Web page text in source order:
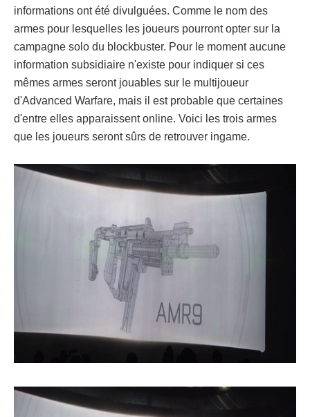
informations ont été divulguées. Comme le nom des
armes pour lesquelles les joueurs pourront opter sur la
campagne solo du blockbuster. Pour le moment aucune
information subsidiaire n'existe pour indiquer si ces
mêmes armes seront jouables sur le multijoueur
d'Advanced Warfare, mais il est probable que certaines
d'entre elles apparaissent online. Voici les trois armes
que les joueurs seront sûrs de retrouver ingame.